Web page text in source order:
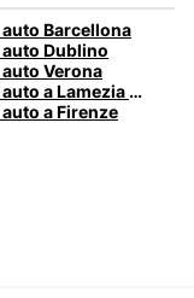
Barcellona
Dublino
Verona
Noleggio auto a Lamezia Terme, Italia
a Firenze